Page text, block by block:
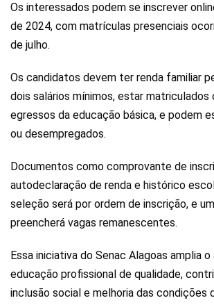
Os interessados podem se inscrever
de 2024, com matrículas presenciais
de julho.
Os candidatos devem ter renda familiar
dois salários mínimos, estar matriculados
egressos da educação básica, e podem
ou desempregados.
Documentos como comprovante de
autodeclaração de renda e histórico
seleção será por ordem de inscrição, e
preencherá vagas remanescentes.
Essa iniciativa do Senac Alagoas amplia
educação profissional de qualidade,
inclusão social e melhoria das condições